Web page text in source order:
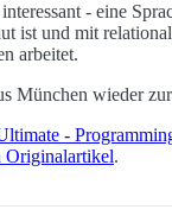
- eine
ist und mit
arbeitet.
München wieder
-
Originalartikel.